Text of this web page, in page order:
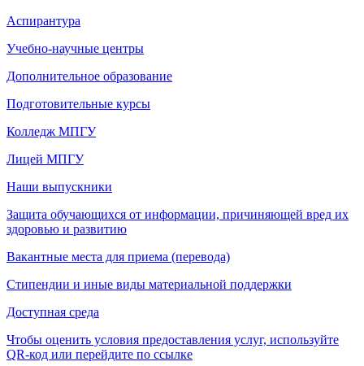
Аспирантура
Учебно-научные центры
Дополнительное образование
Подготовительные курсы
Колледж МПГУ
Лицей МПГУ
Наши выпускники
Защита обучающихся от информации, причиняющей вред их
здоровью и развитию
Вакантные места для приема (перевода)
Стипендии и иные виды материальной поддержки
Доступная среда
Чтобы оценить условия предоставления услуг, используйте
QR-код или перейдите по ссылке